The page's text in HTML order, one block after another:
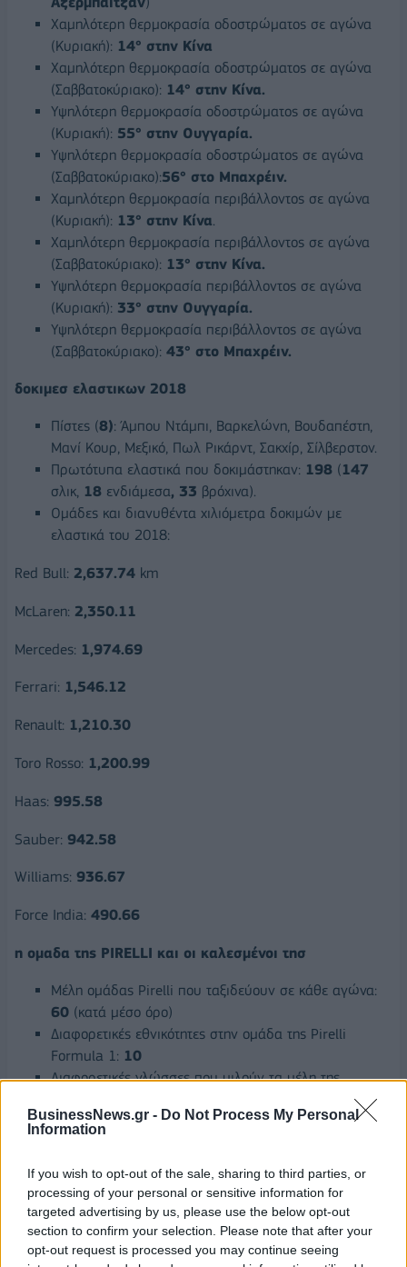
BusinessNews.gr - Do Not Process My Personal
Information
If you wish to opt-out of the sale, sharing to third parties, or
processing of your personal or sensitive information for
targeted advertising by us, please use the below opt-out
section to confirm your selection. Please note that after your
opt-out request is processed you may continue seeing
Χαμηλότερη θερμοκρασία οδοστρώματος σε αγώνα
(Κυριακή): 14° στην Κίνα
Χαμηλότερη θερμοκρασία οδοστρώματος σε αγώνα
(Σαββατοκύριακο): 14° στην Κίνα.
Υψηλότερη θερμοκρασία οδοστρώματος σε αγώνα
(Κυριακή): 55° στην Ουγγαρία.
Υψηλότερη θερμοκρασία οδοστρώματος σε αγώνα
(Σαββατοκύριακο):56° στο Μπαχρέιν.
Χαμηλότερη θερμοκρασία περιβάλλοντος σε αγώνα
(Κυριακή): 13° στην Κίνα.
Χαμηλότερη θερμοκρασία περιβάλλοντος σε αγώνα
(Σαββατοκύριακο): 13° στην Κίνα.
Υψηλότερη θερμοκρασία περιβάλλοντος σε αγώνα
(Κυριακή): 33° στην Ουγγαρία.
Υψηλότερη θερμοκρασία περιβάλλοντος σε αγώνα
(Σαββατοκύριακο): 43° στο Μπαχρέιν.
δοκιμεσ ελαστικων 2018
Πίστες (8): Άμπου Ντάμπι, Βαρκελώνη, Βουδαπέστη,
Μανί Κουρ, Μεξικό, Πωλ Ρικάρντ, Σακχίρ, Σίλβερστον.
Πρωτότυπα ελαστικά που δοκιμάστηκαν: 198 (147
σλικ, 18 ενδιάμεσα, 33 βρόχινα).
Ομάδες και διανυθέντα χιλιόμετρα δοκιμών με
ελαστικά του 2018:
Red Bull: 2,637.74 km
McLaren: 2,350.11
Mercedes: 1,974.69
Ferrari: 1,546.12
Renault: 1,210.30
Toro Rosso: 1,200.99
Haas: 995.58
Sauber: 942.58
Williams: 936.67
Force India: 490.66
η ομαδα της PIRELLI και οι καλεσμένοι τησ
Μέλη ομάδας Pirelli που ταξιδεύουν σε κάθε αγώνα:
60 (κατά μέσο όρο)
Διαφορετικές εθνικότητες στην ομάδα της Pirelli
Formula 1: 10
Διαφορετικές γλώσσες που μιλούν τα μέλη της
Δελτία Τύπου από την ομάδα Pirelli Formula 1:210
F1 Tweets που στάλθηκαν από το λογαριασμό
@PirelliSport διαμέσου του Twitter: περίπου2.400
Σημειωματάρια Pirelli που μοιράστηκαν κατά τη
διάρκεια της χρονιάς: περίπου3.000
Καλεσμένοι: 6.350